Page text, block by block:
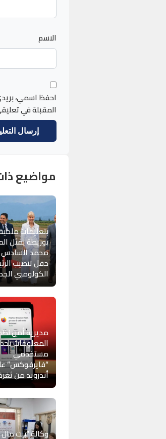
الاسم
احفظ اسمي،
المقبلة في
مواضيع
بتعليمات
بوريطة يمثل
محمد
حفل تنصيب
الكولومبي
مديرية أمن
المعلومات
مستخدمي
“فايرفوكس”
أندرويد من
وكالة “بيت مال